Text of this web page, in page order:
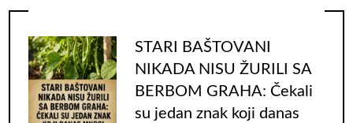
STARI BAŠTOVANI
NIKADA NISU ŽURILI SA
BERBOM GRAHA: Čekali
su jedan znak koji danas